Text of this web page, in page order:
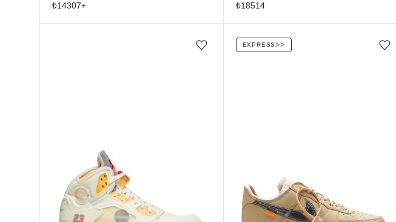
₺14307+
₺18514
Favorilere ekle/çıkar Favorilere
EXPRESSᐳᐳ